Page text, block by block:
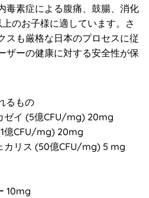
毒素症による腹痛、鼓腸、消化
のお子様に適しています。さ
スも厳格な日本のプロセスに従
ザーの健康に対する安全性が保
るもの
ゼイ (5億CFU/mg) 20mg
億CFU/mg) 20mg
カリス (50億CFU/mg) 5 mg
10mg